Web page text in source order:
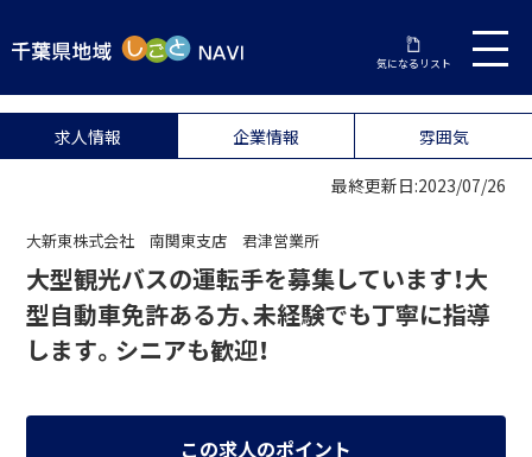
気になるリスト
求人情報 企業情報 雰囲気
最終更新日:2023/07/26
大新東株式会社 南関東支店 君津営業所
大型観光バスの運転手を募集しています！大
型自動車免許ある方、未経験でも丁寧に指導
します。シニアも歓迎！
この求人のポイント